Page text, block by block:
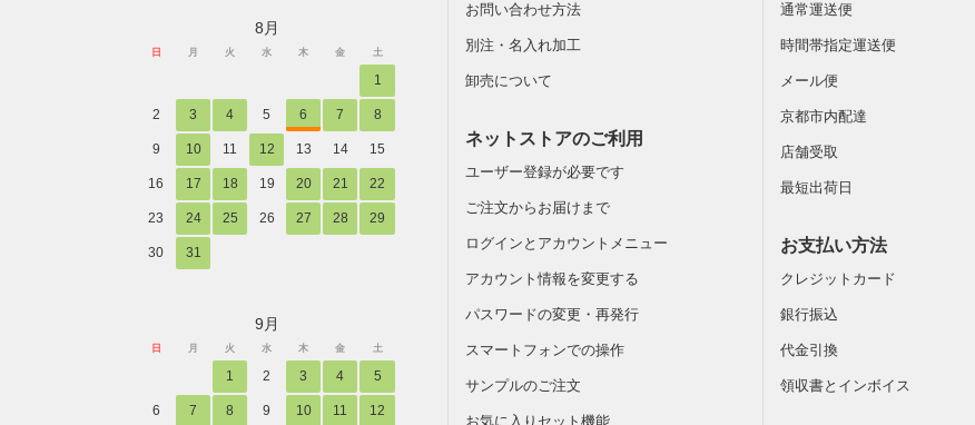
8月
日 月 火 水 木 金 土
1
2 3 4 5 6 7 8
9 10 11 12 13 14 15
16 17 18 19 20 21 22
23 24 25 26 27 28 29
30 31
9月
日 月 火 水 木 金 土
1 2 3 4 5
6 7 8 9 10 11 12
お問い合わせ方法
別注・名入れ加工
卸売について
ネットストアのご利用
ユーザー登録が必要です
ご注文からお届けまで
ログインとアカウントメニュー
アカウント情報を変更する
パスワードの変更・再発行
スマートフォンでの操作
サンプルのご注文
お気に入りセット機能
通常運送便
時間帯指定運送便
メール便
京都市内配達
店舗受取
最短出荷日
お支払い方法
クレジットカード
銀行振込
代金引換
領収書とインボイス